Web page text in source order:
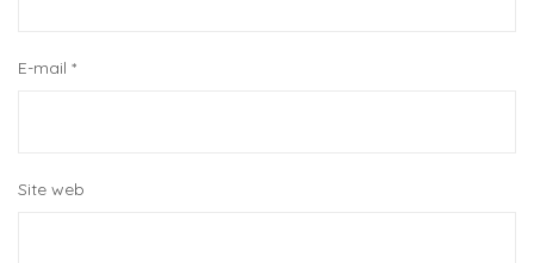
E-mail *
Site web